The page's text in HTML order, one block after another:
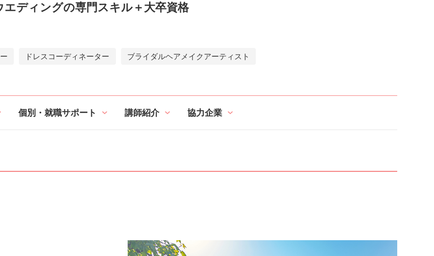
エディングの専門スキル＋大卒資格
ドレスコーディネーター ブライダルヘアメイクアーティスト
個別・就職サポート 講師紹介 協力企業